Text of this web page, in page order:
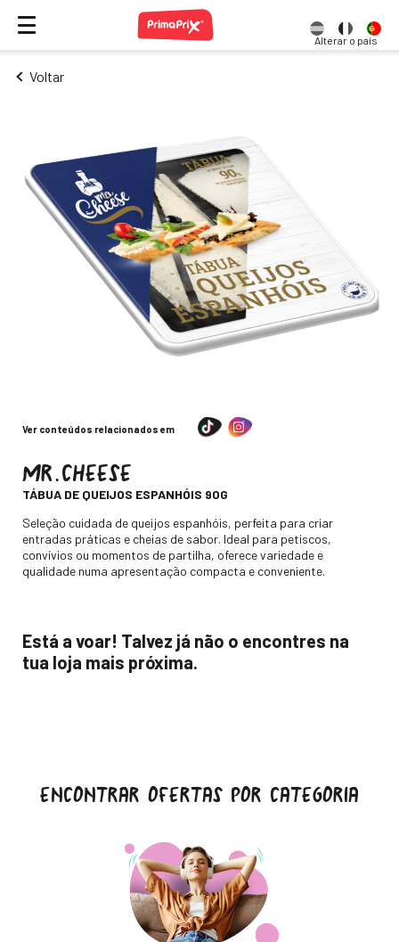
Alterar o país
Voltar
Ver conteúdos relacionados em
MR.CHEESE
TÁBUA DE QUEIJOS ESPANHÓIS 90G
Descripción
Seleção cuidada de queijos espanhóis, perfeita para criar
entradas práticas e cheias de sabor. Ideal para petiscos,
convívios ou momentos de partilha, oferece variedade e
qualidade numa apresentação compacta e conveniente.
Está a voar! Talvez já não o encontres na
tua loja mais próxima.
ENCONTRAR OFERTAS POR CATEGORIA